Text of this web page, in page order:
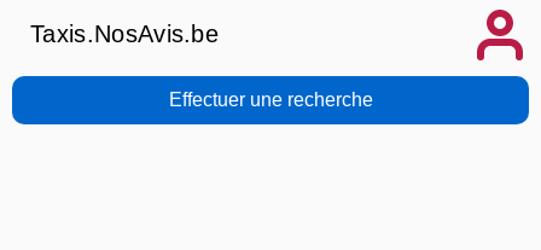
Taxis.NosAvis.be
Effectuer une recherche